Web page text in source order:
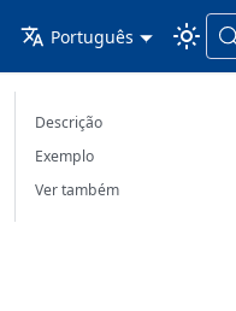
Português
Descrição
Exemplo
Ver também